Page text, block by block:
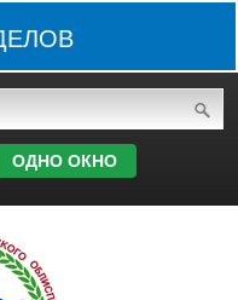
ОДНО ОКНО